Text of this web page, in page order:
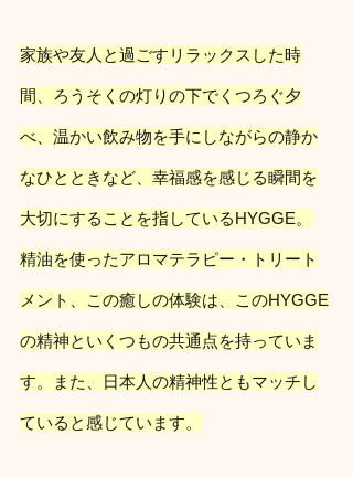
家族や友人と過ごすリラックスした時
間、ろうそくの灯りの下でくつろぐ夕
べ、温かい飲み物を手にしながらの静か
なひとときなど、幸福感を感じる瞬間を
大切にすることを指しているHYGGE。
精油を使ったアロマテラピー・トリート
メント、この癒しの体験は、このHYGGE
の精神といくつもの共通点を持っていま
す。また、日本人の精神性ともマッチし
ていると感じています。